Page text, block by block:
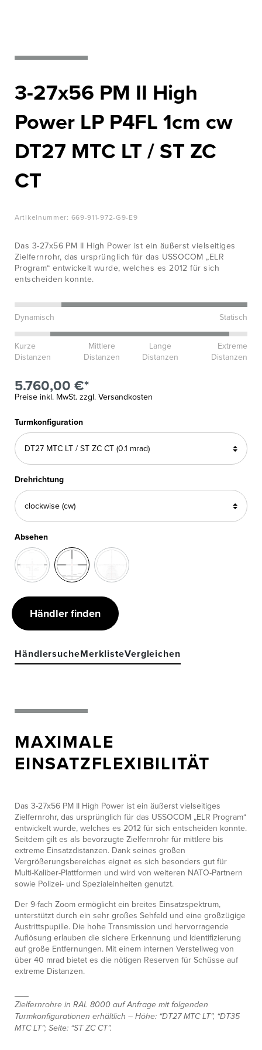
KARRIERE
3-27x56 PM II High
Power LP P4FL 1cm cw
DT27 MTC LT / ST ZC
CT
Artikelnummer: 669-911-972-G9-E9
Das 3-27x56 PM II High Power ist ein äußerst vielseitiges
Zielfernrohr, das ursprünglich für das USSOCOM „ELR
Program“ entwickelt wurde, welches es 2012 für sich
entscheiden konnte.
Dynamisch Statisch
Kurze
Distanzen
Mittlere
Distanzen
Lange
Distanzen
Extreme
Distanzen
5.760,00 €*
Preise inkl. MwSt. zzgl. Versandkosten
Turmkonfiguration
Drehrichtung
Absehen
Händler finden
HändlersucheMerklisteVergleichen
MAXIMALE
EINSATZFLEXIBILITÄT
Das 3-27x56 PM II High Power ist ein äußerst vielseitiges
Zielfernrohr, das ursprünglich für das USSOCOM „ELR Program“
entwickelt wurde, welches es 2012 für sich entscheiden konnte.
Seitdem gilt es als bevorzugte Zielfernrohr für mittlere bis
extreme Einsatzdistanzen. Dank seines großen
Vergrößerungsbereiches eignet es sich besonders gut für
Multi-Kaliber-Plattformen und wird von weiteren NATO-Partnern
sowie Polizei- und Spezialeinheiten genutzt.
Der 9-fach Zoom ermöglicht ein breites Einsatzspektrum,
unterstützt durch ein sehr großes Sehfeld und eine großzügige
Austrittspupille. Die hohe Transmission und hervorragende
Auflösung erlauben die sichere Erkennung und Identifizierung
auf große Entfernungen. Mit einem internen Verstellweg von
über 40 mrad bietet es die nötigen Reserven für Schüsse auf
extreme Distanzen.
___
Zielfernrohre in RAL 8000 auf Anfrage mit folgenden
Turmkonfigurationen erhältlich – Höhe: “DT27 MTC LT”, “DT35
MTC LT”; Seite: “ST ZC CT”.